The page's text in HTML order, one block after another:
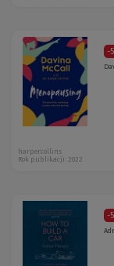
-
harpercollins
Rok publikacji: 2022
-